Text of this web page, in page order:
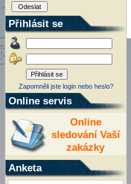
Přihlásit se
Zapomněli jste login nebo heslo?
Online servis
Online
sledování Vaší
zakázky
Anketa